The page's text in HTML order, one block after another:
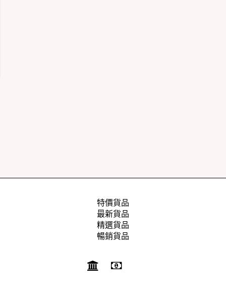
特價貨品
最新貨品
精選貨品
暢銷貨品